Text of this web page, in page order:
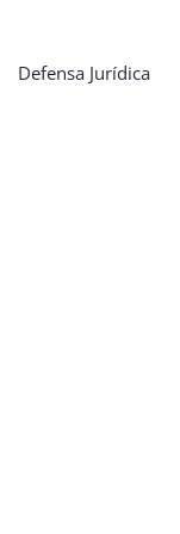
Defensa Jurídica